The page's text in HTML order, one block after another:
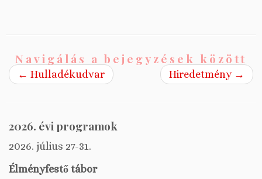
Navigálás a bejegyzések között
← Hulladékudvar Hiredetmény →
2026. évi programok
2026. július 27-31.
Élményfestő tábor